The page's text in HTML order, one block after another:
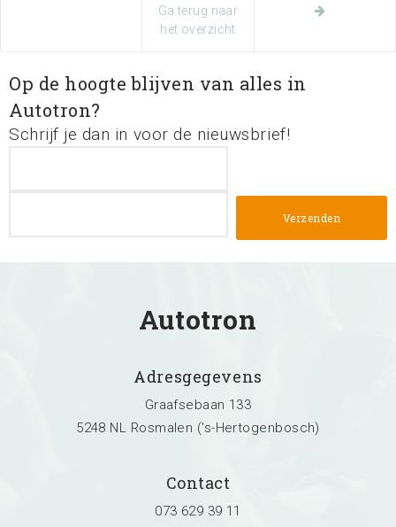
Ga terug naar
het overzicht
Op de hoogte blijven van alles in
Autotron?
Schrijf je dan in voor de nieuwsbrief!
Autotron
Adresgegevens
Graafsebaan 133
5248 NL Rosmalen ('s-Hertogenbosch)
Contact
073 629 39 11